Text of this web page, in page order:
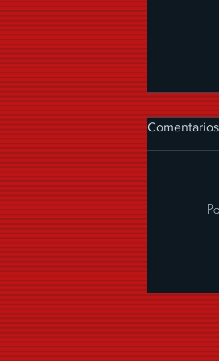
VIBRA.
Comentarios